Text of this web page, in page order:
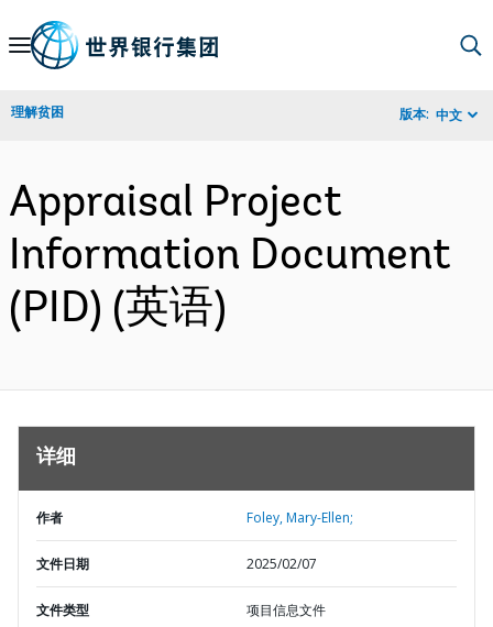
Skip
Navigation
理解贫困 版本: 中文
Appraisal Project
Information Document
(PID) (英语)
详细
作者 Foley, Mary-Ellen;
文件日期 2025/02/07
文件类型 项目信息文件